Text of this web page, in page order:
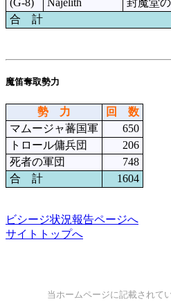
(G-8)
Najelith 封魔堂
合 計
魔笛奪取勢力
勢 力
回 数
マムージャ蕃国軍
650
トロール傭兵団
206
死者の軍団
748
合 計
1604
ビシージ状況報告ページへ
サイトトップへ
当ホームページに記載されて